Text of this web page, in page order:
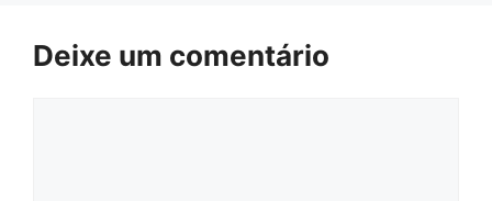
Deixe um comentário